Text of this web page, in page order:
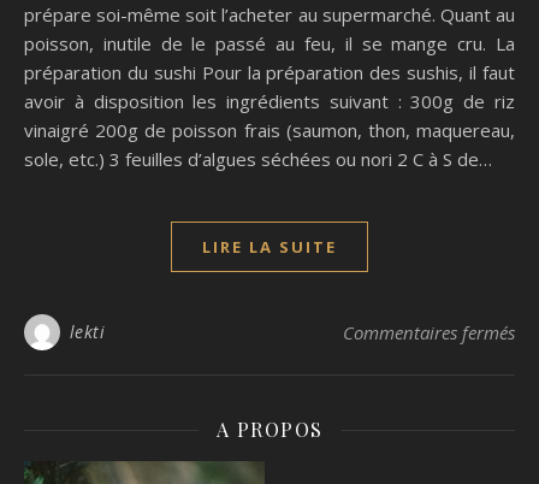
prépare soi-même soit l’acheter au supermarché. Quant au
poisson, inutile de le passé au feu, il se mange cru. La
préparation du sushi Pour la préparation des sushis, il faut
avoir à disposition les ingrédients suivant : 300g de riz
vinaigré 200g de poisson frais (saumon, thon, maquereau,
sole, etc.) 3 feuilles d’algues séchées ou nori 2 C à S de…
LIRE LA SUITE
lekti Commentaires fermés
A PROPOS